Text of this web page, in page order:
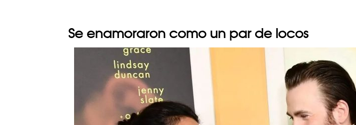
Se enamoraron como un par de locos